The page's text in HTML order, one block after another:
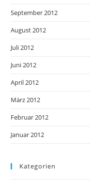
September 2012
August 2012
Juli 2012
Juni 2012
April 2012
März 2012
Februar 2012
Januar 2012
Kategorien